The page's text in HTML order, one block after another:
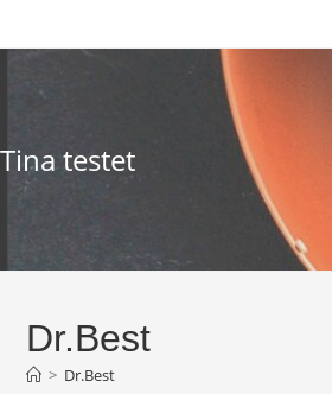
Inhalt
Tina testet
Dr.Best
> Dr.Best